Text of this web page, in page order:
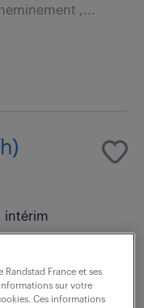
,...
intérim
Financier,
administrative et
Randstad France et ses
sur votre
Ces informations